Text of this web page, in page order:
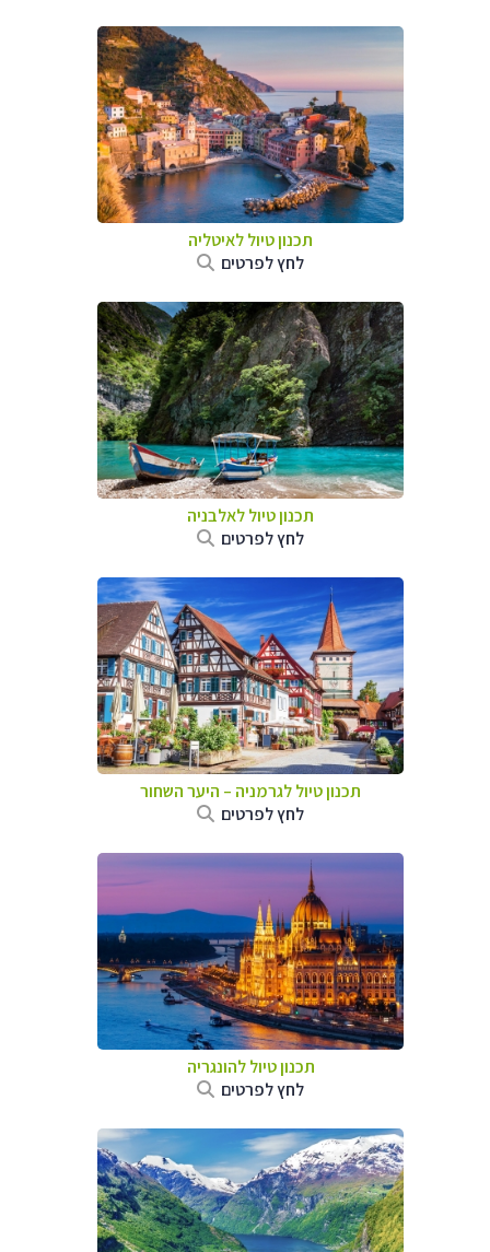
תכנון טיול לאיטליה
לחץ לפרטים
תכנון טיול לאלבניה
לחץ לפרטים
תכנון טיול לגרמניה – היער השחור
לחץ לפרטים
תכנון טיול להונגריה
לחץ לפרטים